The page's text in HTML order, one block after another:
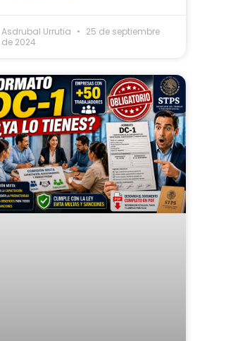
Asdrubal Urrutia
25 de septiembre
de 2024